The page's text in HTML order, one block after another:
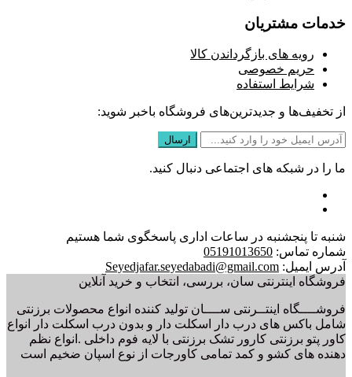
خدمات مشتریان
رویه های بازگرداندن کالا
حریم خصوصی
شرایط استفاده
از تخفیف‌ها و جدیدترین‌های فروشگاه باخبر شوید:
ما را در شبکه های اجتماعی دنبال کنید.
شنبه تا پنجشنبه در ساعات اداری پاسخگوی شما هستیم
شماره تماس: 05191013650
آدرس ایمیل: Seyedjafar.seyedabadi@gmail.com
فروشگاه اینترنتی سان، بررسی، انتخاب و خرید آنلاین
فروشــــگاه اینتــرنتی ســــان تولید کننده انواع محصولات برزنتی
شامل باکس های درب دار اسکلت دار و بدون درب اسکلت دار انواع
کاور پتو برزنتی کارور تشک برزنتی با لایه فوم داخلی .انواع نظم
دهنده های کشو و کمد تمامی کاورجات از نوع اسپان ضخیم است